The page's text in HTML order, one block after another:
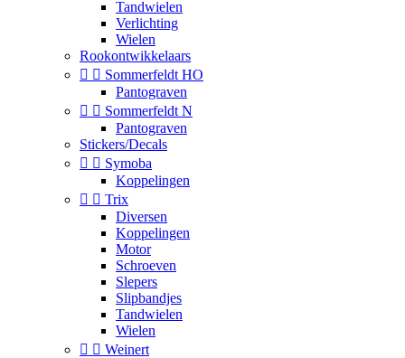
Tandwielen
Verlichting
Wielen
Rookontwikkelaars
  Sommerfeldt HO
Pantograven
  Sommerfeldt N
Pantograven
Stickers/Decals
  Symoba
Koppelingen
  Trix
Diversen
Koppelingen
Motor
Schroeven
Slepers
Slipbandjes
Tandwielen
Wielen
  Weinert